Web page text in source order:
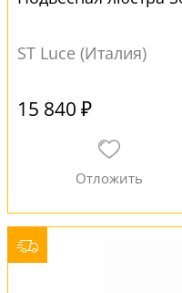
ST Luce (Италия)
15 840 ₽